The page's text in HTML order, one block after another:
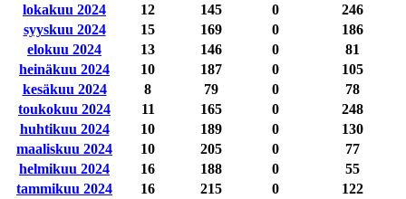
lokakuu 2024
12 145 0
246
syyskuu 2024
15 169 0
186
elokuu 2024
13 146 0
81
heinäkuu 2024
10 187 0
105
kesäkuu 2024
8 79 0
78
toukokuu 2024
11 165 0
248
huhtikuu 2024
10 189 0
130
maaliskuu 2024
10 205 0
77
helmikuu 2024
16 188 0
55
tammikuu 2024
16 215 0
122